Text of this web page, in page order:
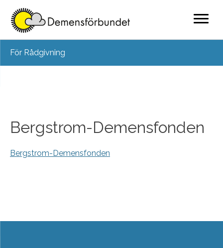
content
För Rådgivning
Bergstrom-Demensfonden
Bergstrom-Demensfonden